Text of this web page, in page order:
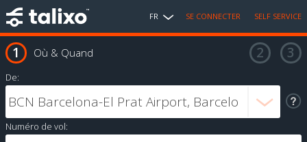
FR SE CONNECTER SELF SERVICE
Où & Quand
De:
Numéro de vol: